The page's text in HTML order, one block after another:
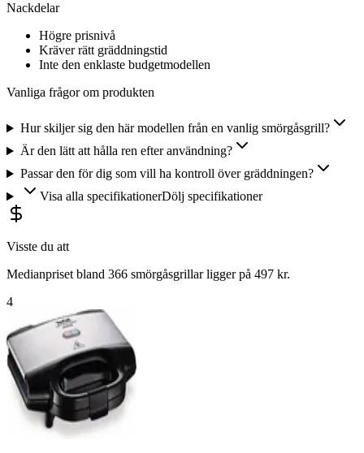
Nackdelar
Högre prisnivå
Kräver rätt gräddningstid
Inte den enklaste budgetmodellen
Vanliga frågor om produkten
Hur skiljer sig den här modellen från en vanlig smörgåsgrill?
Är den lätt att hålla ren efter användning?
Passar den för dig som vill ha kontroll över gräddningen?
Visa alla specifikationerDölj specifikationer
Visste du att
Medianpriset bland 366 smörgåsgrillar ligger på 497 kr.
4